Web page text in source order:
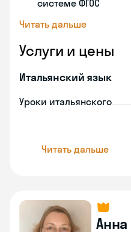
системе ФГОС
Читать дальше
Услуги и цены
Итальянский язык
Уроки итальянского
Читать дальше
Анна